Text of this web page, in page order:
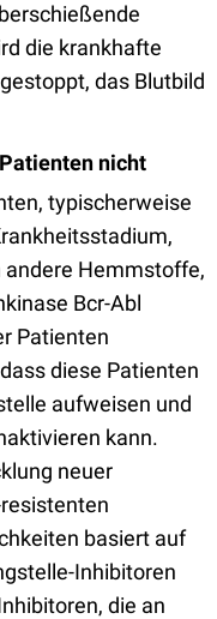
die krankhafte
gestoppt, das Blutbild
nicht
typischerweise
Hemmstoffe,
Bcr-Abl
Patienten
diese Patienten
aufweisen und
kann.
neuer
basiert auf
Inhibitoren
die an